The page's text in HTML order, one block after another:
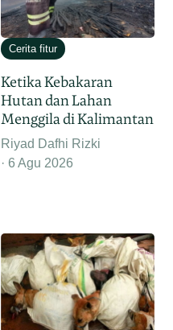
Cerita fitur
Ketika Kebakaran
Hutan dan Lahan
Menggila di Kalimantan
Riyad Dafhi Rizki
6 Agu 2026